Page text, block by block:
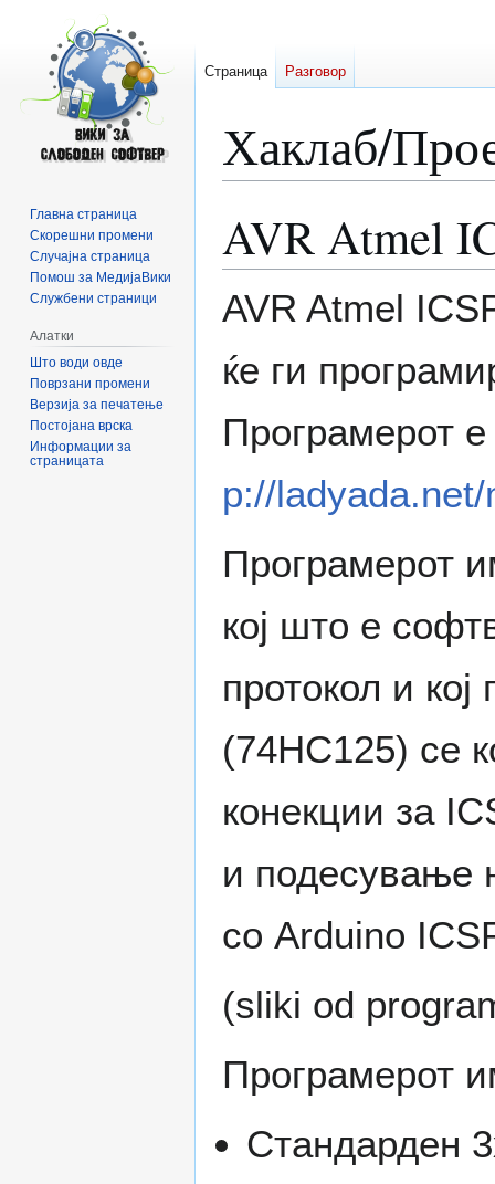
Хаклаб/
на
на
AVR Atmel
AVR Atmel
ќе ги
Програмерот
p://
Програмерот
кој што е
протокол и
(74HC125) се
конекции за
и подесување
со Arduino
(sliki od
Програмерот
Стандарден
Страница Разговор
Главна страница
Скорешни промени
Случајна страница
Помош за МедијаВики
Службени страници
Алатки
Што води овде
Поврзани промени
Верзија за печатење
Постојана врска
Информации за
страницата